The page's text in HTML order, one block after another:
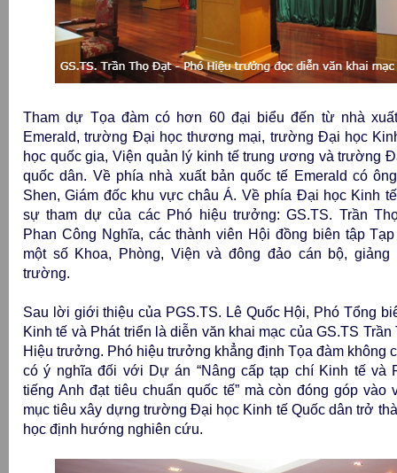
Tham dự Tọa đàm có hơn 60 đại biểu đến từ nhà
Emerald, trường Đại học thương mại, trường Đại học
học quốc gia, Viện quản lý kinh tế trung ương và trường
quốc dân. Về phía nhà xuất bản quốc tế Emerald có
Shen, Giám đốc khu vực châu Á. Về phía Đại học Kinh
sự tham dự của các Phó hiệu trưởng: GS.TS. Trần
Phan Công Nghĩa, các thành viên Hội đồng biên tập
một số Khoa, Phòng, Viện và đông đảo cán bộ, giảng
trường.
Sau lời giới thiệu của PGS.TS. Lê Quốc Hội, Phó Tổng
Kinh tế và Phát triển là diễn văn khai mạc của GS.TS
Hiệu trưởng. Phó hiệu trưởng khẳng định Tọa đàm không
có ý nghĩa đối với Dự án “Nâng cấp tạp chí Kinh tế và
tiếng Anh đạt tiêu chuẩn quốc tế” mà còn đóng góp vào
mục tiêu xây dựng trường Đại học Kinh tế Quốc dân trở
học định hướng nghiên cứu.